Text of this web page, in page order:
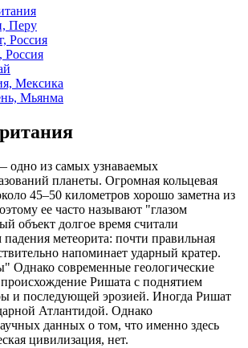
Перу
Россия
Россия
Мексика
Мьянма
одно из самых узнаваемых
планеты. Огромная кольцевая
45–50 километров хорошо заметна из
ее часто называют "глазом
объект долгое время считали
метеорита: почти правильная
напоминает ударный кратер.
Однако современные геологические
Ришата с поднятием
и последующей эрозией. Иногда Ришат
Атлантидой. Однако
данных о том, что именно здесь
цивилизация, нет.